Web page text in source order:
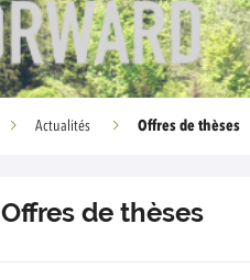
Actualités Offres de thèses
Offres de thèses